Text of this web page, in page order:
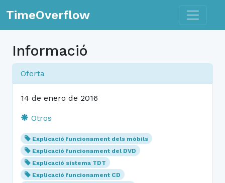
TimeOverflow Toggle
Informació
Oferta
14 de enero de 2016
Otros
Explicació funcionament dels mòbils
Explicació funcionament del DVD
Explicació sistema TDT
Explicació funcionament CD